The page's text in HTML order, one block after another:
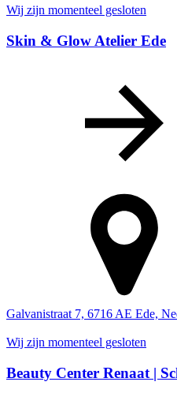
Wij zijn momenteel gesloten
Skin & Glow Atelier Ede
Galvanistraat 7, 6716 AE Ede,
Wij zijn momenteel gesloten
Beauty Center Renaat |